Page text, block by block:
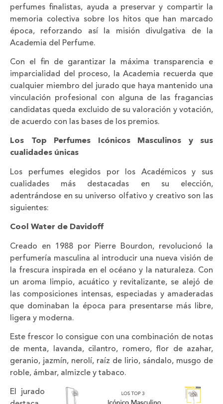
perfumes finalistas, ayuda a preservar y compartir la
memoria colectiva sobre los hitos que han marcado
época, reforzando así la misión divulgativa de la
Academia del Perfume.
Con el fin de garantizar la máxima transparencia e
imparcialidad del proceso, la Academia recuerda que
cualquier miembro del jurado que haya mantenido una
vinculación profesional con alguna de las fragancias
candidatas queda excluido de su valoración y votación,
de acuerdo con las bases de los premios.
Los Top Perfumes Icónicos Masculinos y sus
cualidades únicas
Los perfumes elegidos por los Académicos y sus
cualidades más destacadas en su elección,
adentrándose en su universo olfativo y creativo son las
siguientes:
Cool Water de Davidoff
Creado en 1988 por Pierre Bourdon, revolucionó la
perfumería masculina al introducir una nueva visión de
la frescura inspirada en el océano y la naturaleza. Con
un aroma limpio, acuático y revitalizante, se alejó de
las composiciones intensas, especiadas y amaderadas
que dominaban la época para presentarse más libre,
ligera y moderna.
Este frescor lo consigue con una combinación de notas
de menta, lavanda, cilantro, romero, flor de azahar,
geranio, jazmín, nerolí, raíz de lirio, sándalo, musgo de
roble, ámbar, almizcle y tabaco.
El jurado